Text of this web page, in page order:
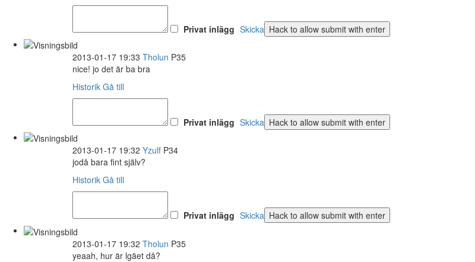
Privat inlägg Skicka
2013-01-17 19:33 Tholun P35
nice! jo det är ba bra
Historik Gå till
Privat inlägg Skicka
2013-01-17 19:32 Yzulf P34
jodå bara fint själv?
Historik Gå till
Privat inlägg Skicka
2013-01-17 19:32 Tholun P35
yeaah, hur är lgäet då?